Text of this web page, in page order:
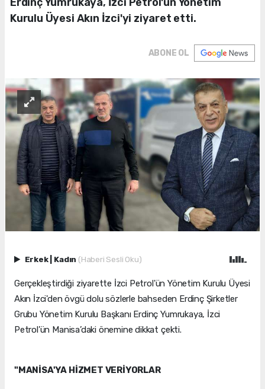
Erdinç Yumrukaya, İzci Petrol'ün Yönetim
Kurulu Üyesi Akın İzci'yi ziyaret etti.
ABONE OL
Erkek Kadın (Haberi Sesli Oku)
Gerçekleştirdiği ziyarette İzci Petrol'ün Yönetim Kurulu Üyesi
Akın İzci'den övgü dolu sözlerle bahseden Erdinç Şirketler
Grubu Yönetim Kurulu Başkanı Erdinç Yumrukaya, İzci
Petrol’ün Manisa’daki önemine dikkat çekti.
"MANİSA'YA HİZMET VERİYORLAR